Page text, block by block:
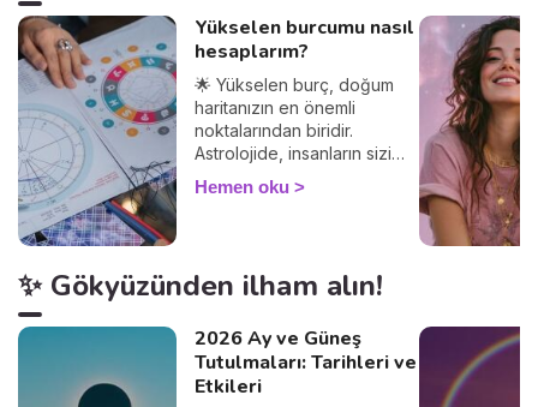
Yükselen burcumu nasıl
hesaplarım?
🌟 Yükselen burç, doğum
haritanızın en önemli
noktalarından biridir.
Astrolojide, insanların sizi
nasıl gördüğünü ve
diğerleriyle olan
ve ilişkileriniz üzerindeki
yükselen burç hesaplama
nasıl yapılır? Çok basit! Tek
ihtiyacınız olan doğum
Hemen oku
✨ Gökyüzünden ilham alın!
2026 Ay ve Güneş
Tutulmaları: Tarihleri ve
Etkileri